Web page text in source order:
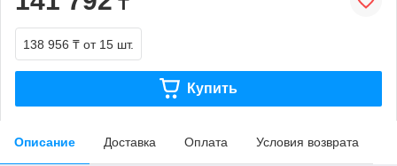
138 956 ₸ от 15 шт.
Купить
Описание Доставка Оплата Условия возврата